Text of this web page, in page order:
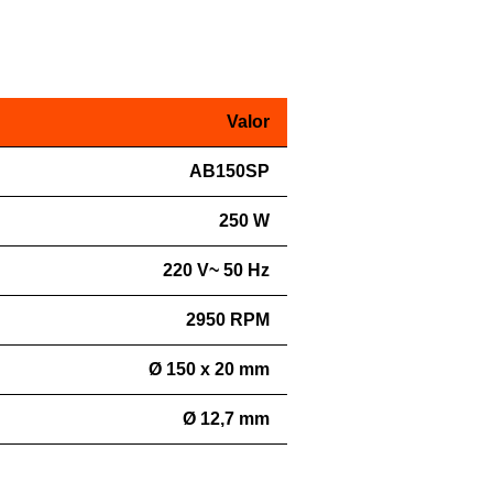
Valor
AB150SP
250 W
220 V~ 50 Hz
2950 RPM
Ø 150 x 20 mm
Ø 12,7 mm